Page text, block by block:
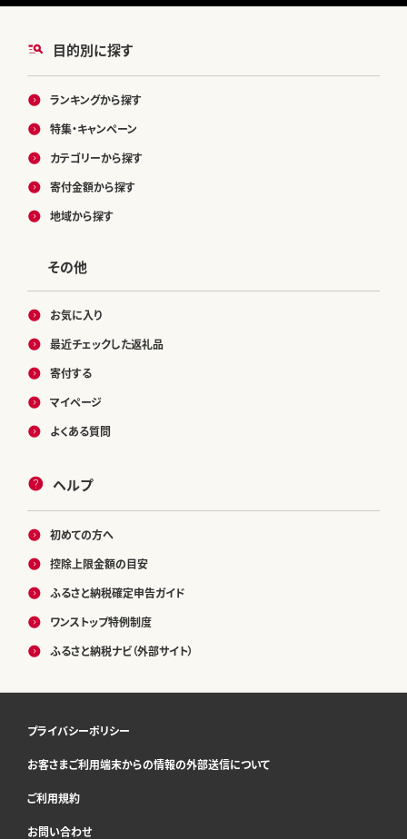
目的別に探す
ランキングから探す
特集・キャンペーン
カテゴリーから探す
寄付金額から探す
地域から探す
その他
お気に入り
最近チェックした返礼品
寄付する
マイページ
よくある質問
ヘルプ
初めての方へ
控除上限金額の目安
ふるさと納税確定申告ガイド
ワンストップ特例制度
ふるさと納税ナビ（外部サイト）
プライバシーポリシー
お客さまご利用端末からの情報の外部送信について
ご利用規約
お問い合わせ